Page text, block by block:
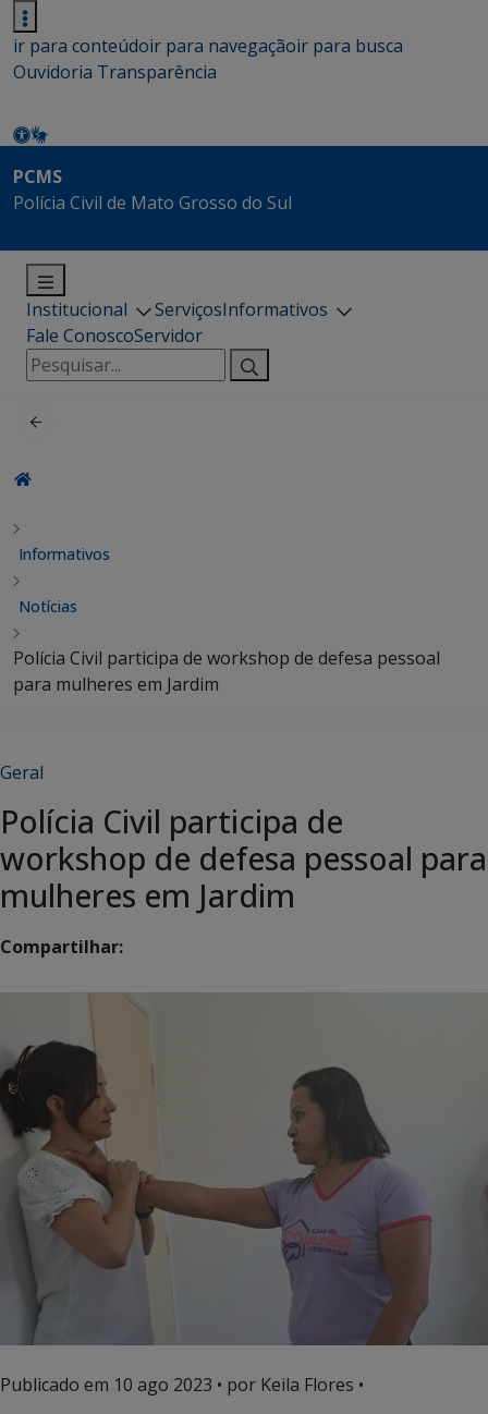
ir para conteúdoir para navegaçãoir para busca
Ouvidoria Transparência
PCMS
Polícia Civil de Mato Grosso do Sul
Institucional ServiçosInformativos
Fale ConoscoServidor
Pesquisar
por:
Informativos
Notícias
Polícia Civil participa de workshop de defesa pessoal
para mulheres em Jardim
Geral
Polícia Civil participa de
workshop de defesa pessoal para
mulheres em Jardim
Compartilhar:
Publicado em 10 ago 2023 • por Keila Flores •